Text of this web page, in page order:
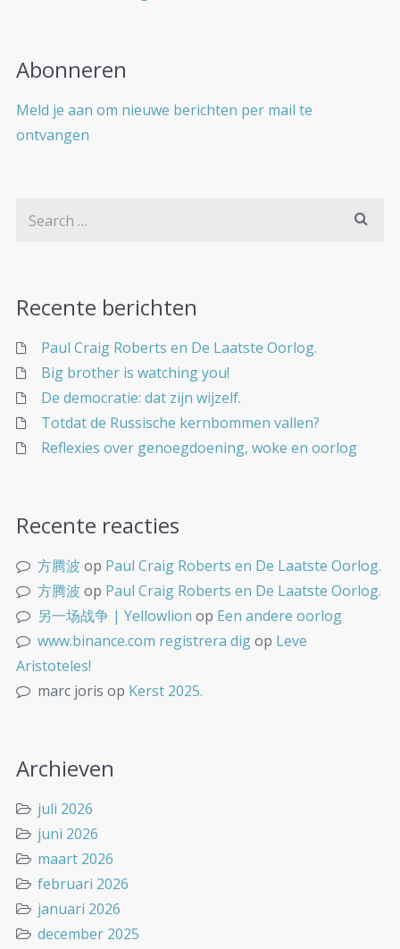
Abonneren
Meld je aan om nieuwe berichten per mail te
ontvangen
Recente berichten
Paul Craig Roberts en De Laatste Oorlog.
Big brother is watching you!
De democratie: dat zijn wijzelf.
Totdat de Russische kernbommen vallen?
Reflexies over genoegdoening, woke en oorlog
Recente reacties
方腾波 op Paul Craig Roberts en De Laatste Oorlog.
方腾波 op Paul Craig Roberts en De Laatste Oorlog.
另一场战争 | Yellowlion op Een andere oorlog
www.binance.com registrera digop Leve
Aristoteles!
marc joris op Kerst 2025.
Archieven
juli 2026
juni 2026
maart 2026
februari 2026
januari 2026
december 2025